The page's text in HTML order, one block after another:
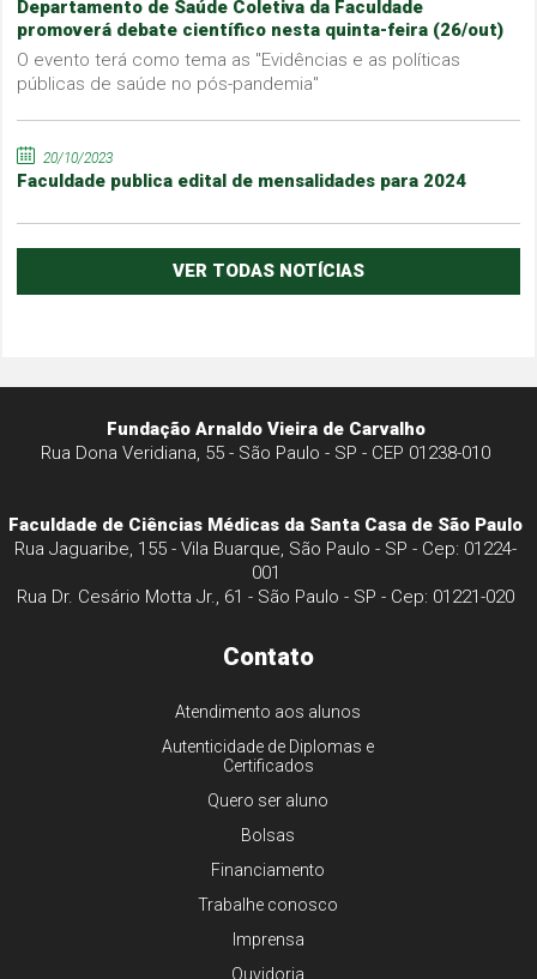
Departamento de Saúde Coletiva da Faculdade
promoverá debate científico nesta quinta-feira (26/out)
O evento terá como tema as "Evidências e as políticas
públicas de saúde no pós-pandemia"
20/10/2023
Faculdade publica edital de mensalidades para 2024
VER TODAS NOTÍCIAS
Fundação Arnaldo Vieira de Carvalho
Rua Dona Veridiana, 55 - São Paulo - SP - CEP 01238-010
Faculdade de Ciências Médicas da Santa Casa de São Paulo
Rua Jaguaribe, 155 - Vila Buarque, São Paulo - SP - Cep: 01224-
001
Rua Dr. Cesário Motta Jr., 61 - São Paulo - SP - Cep: 01221-020
Contato
Atendimento aos alunos
Autenticidade de Diplomas e
Certificados
Quero ser aluno
Bolsas
Financiamento
Trabalhe conosco
Imprensa
Ouvidoria